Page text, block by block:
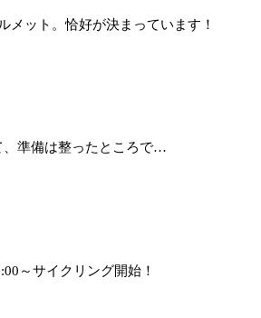
メット。恰好が決まっています！
、準備は整ったところで…
～サイクリング開始！